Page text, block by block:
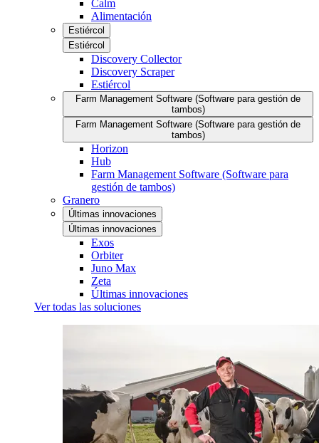
Calm
Alimentación
Estiércol
Estiércol
Discovery Collector
Discovery Scraper
Estiércol
Farm Management Software (Software para gestión de
tambos)
Farm Management Software (Software para gestión de
tambos)
Horizon
Hub
Farm Management Software (Software para
gestión de tambos)
Granero
Últimas innovaciones
Últimas innovaciones
Exos
Orbiter
Juno Max
Zeta
Últimas innovaciones
Ver todas las soluciones